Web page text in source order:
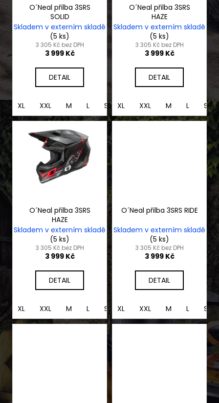
d
k
t
ů
O´Neal přilba 3SRS
SOLID
Skladem v externím skladě
(5 ks)
3 305 Kč bez DPH
3 999 Kč
DETAIL
XL XXL M L S XS
O´Neal přilba 3SRS
HAZE
Skladem v externím skladě
(5 ks)
3 305 Kč bez DPH
3 999 Kč
DETAIL
XL XXL M L S
O´Neal přilba 3SRS
HAZE
Skladem v externím skladě
(5 ks)
3 305 Kč bez DPH
3 999 Kč
DETAIL
XL XXL M L S XS
O´Neal přilba 3SRS RIDE
Skladem v externím skladě
(5 ks)
3 305 Kč bez DPH
3 999 Kč
DETAIL
XL XXL M L S
u
j
e
m
e
ELEKTRICKÝ
79BIKE
FALCON
PRO
114
990
Kč